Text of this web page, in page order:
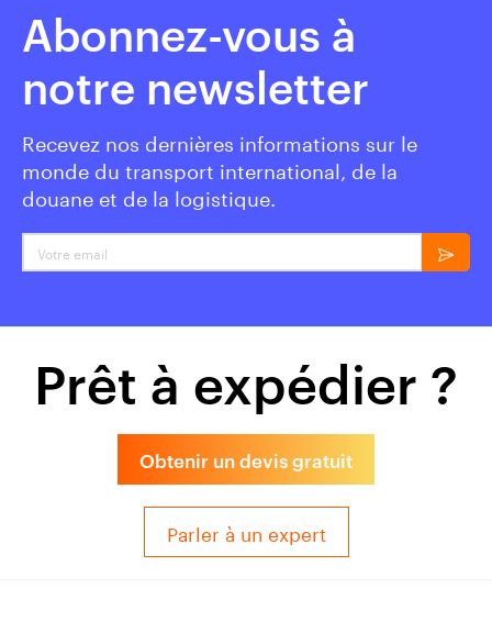
Abonnez-vous à
notre newsletter
Recevez nos dernières informations sur le
monde du transport international, de la
douane et de la logistique.
Votre email
Prêt à expédier ?
Obtenir un devis gratuit
Parler à un expert